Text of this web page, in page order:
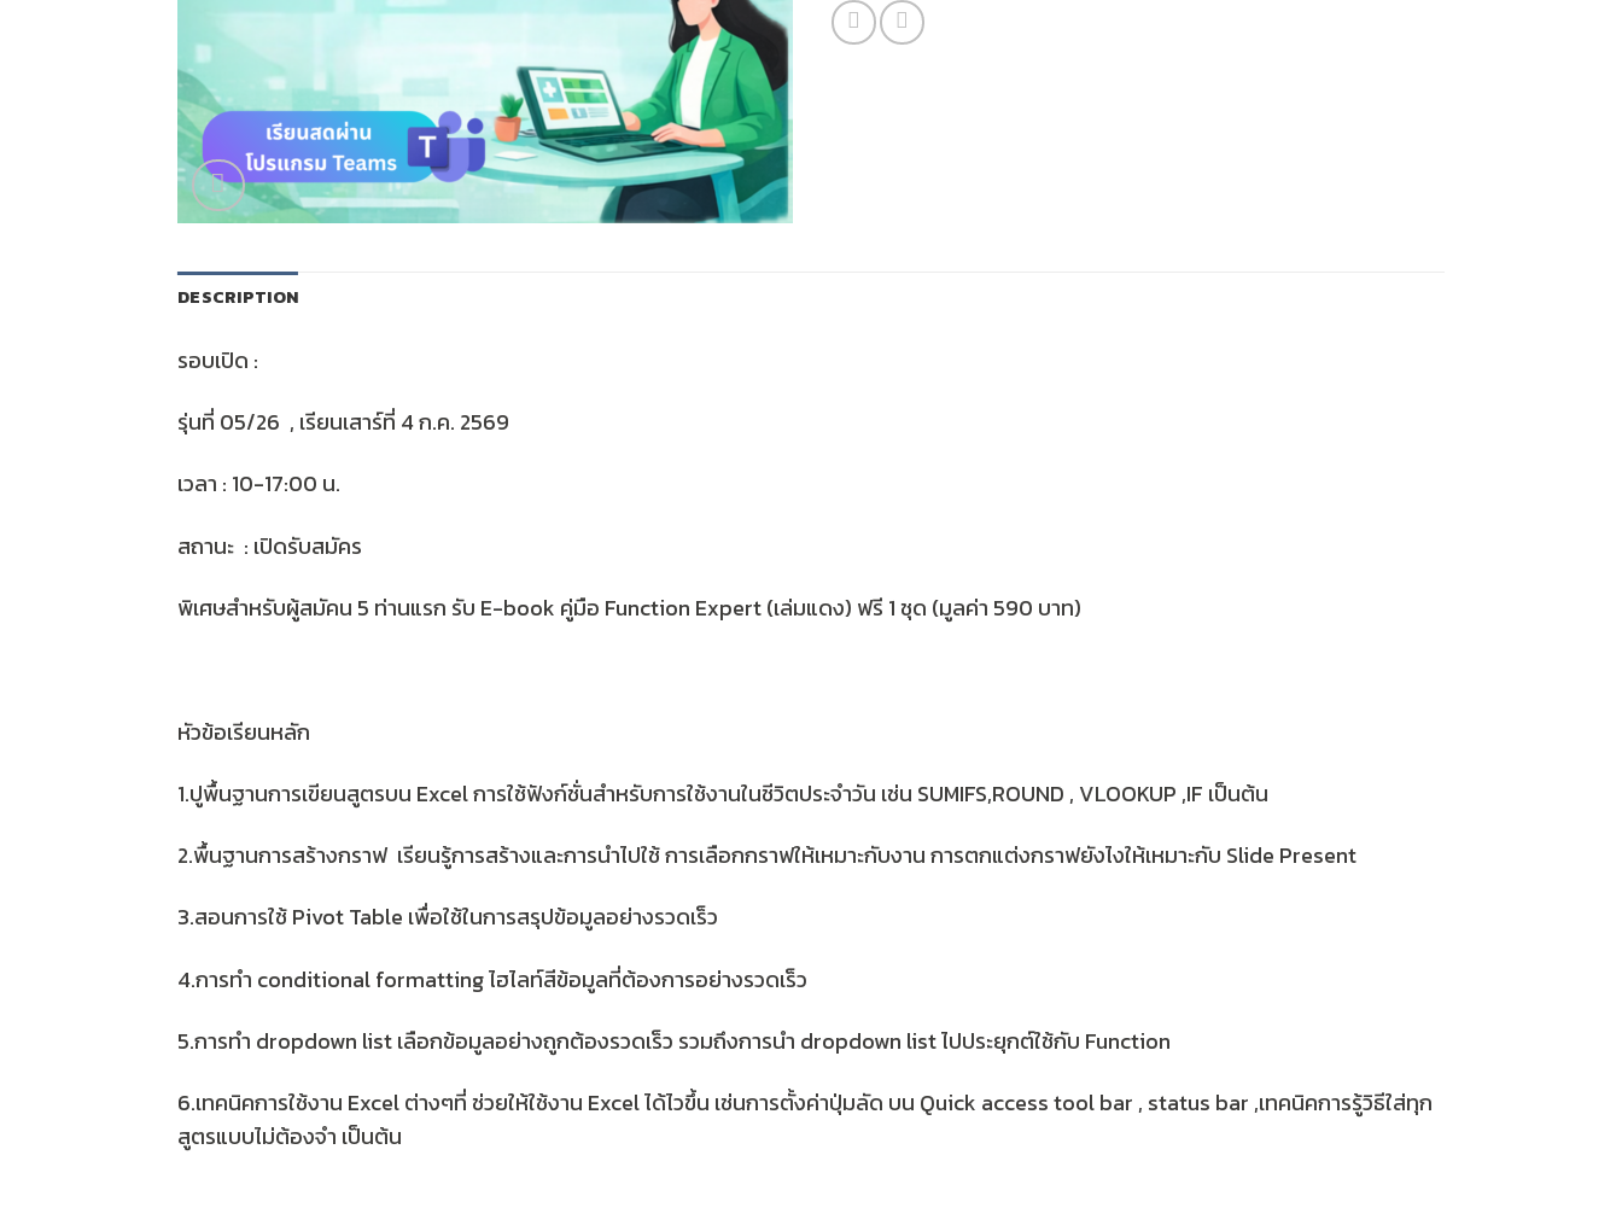
DESCRIPTION
รอบเปิด :
รุ่นที่ 05/26 , เรียนเสาร์ที่ 4 ก.ค. 2569
เวลา : 10-17:00 น.
สถานะ : เปิดรับสมัคร
พิเศษสำหรับผู้สมัคน 5 ท่านแรก รับ E-book คู่มือ Function Expert (เล่มแดง) ฟรี 1 ชุด (มูลค่า 590 บาท)
หัวข้อเรียนหลัก
1.ปูพื้นฐานการเขียนสูตรบน Excel การใช้ฟังก์ชั่นสำหรับการใช้งานในชีวิตประจำวัน เช่น SUMIFS,ROUND , VLOOKUP ,IF เป็นต้น
2.พื้นฐานการสร้างกราฟ เรียนรู้การสร้างและการนำไปใช้ การเลือกกราฟให้เหมาะกับงาน การตกแต่งกราฟยังไงให้เหมาะกับ Slide Present
3.สอนการใช้ Pivot Table เพื่อใช้ในการสรุปข้อมูลอย่างรวดเร็ว
4.การทำ conditional formatting ไฮไลท์สีข้อมูลที่ต้องการอย่างรวดเร็ว
5.การทำ dropdown list เลือกข้อมูลอย่างถูกต้องรวดเร็ว รวมถึงการนำ dropdown list ไปประยุกต์ใช้กับ Function
6.เทคนิคการใช้งาน Excel ต่างๆที่ ช่วยให้ใช้งาน Excel ได้ไวขึ้น เช่นการตั้งค่าปุ่มลัด บน Quick access tool bar , status bar ,เทคนิคการรู้วิธีใส่ทุก
สูตรแบบไม่ต้องจำ เป็นต้น